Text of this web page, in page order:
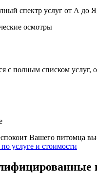
спектр услуг от А до
осмотры
с полным списком услуг,
Вашего питомца
услуге и стоимости